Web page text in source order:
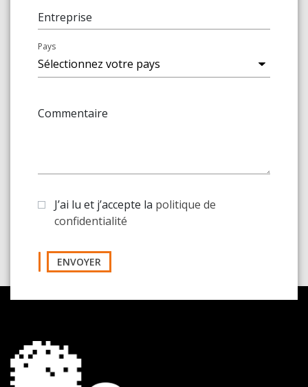
Entreprise
Pays
Commentaire
J’ai lu et j’accepte la politique de
confidentialité
ENVOYER